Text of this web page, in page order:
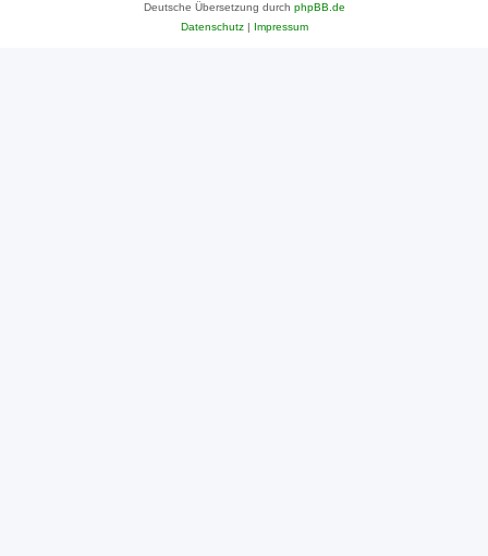
Deutsche Übersetzung durch phpBB.de
Datenschutz| Impressum